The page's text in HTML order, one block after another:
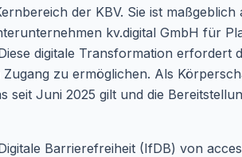
der KBV. Sie ist
kv.digital GmbH für
digitale Transformation erfordert
zu ermöglichen. Als
Juni 2025 gilt und die
Barrierefreiheit (IfDB) von